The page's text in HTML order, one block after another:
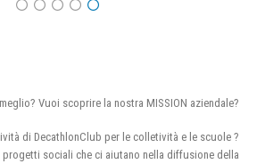
Vuoi scoprire la nostra MISSION aziendale?
di DecathlonClub per le colletività e le scuole ?
progetti sociali che ci aiutano nella diffusione della